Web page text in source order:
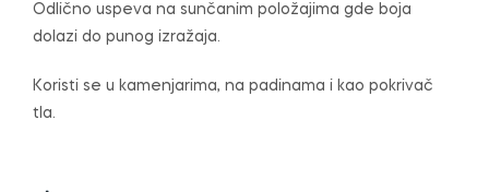
Odlično uspeva na sunčanim položajima gde boja
dolazi do punog izražaja.
Koristi se u kamenjarima, na padinama i kao pokrivač
tla.